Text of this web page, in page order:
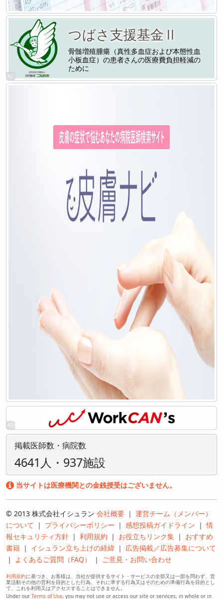
つばさ支援基金Ⅱ
骨髄増殖腫瘍（真性多血症および本態性血
小板血症）の患者さんの医療費負担軽減の
ために
掲載医師数・病院数
4641人・937施設
当サイトは医療機関との金銭授受はございません。
© 2013 株式会社イシュラン 会社概要 ｜ 運営チーム（メンバー）
について ｜ プライバシーポリシー ｜ 感想投稿ガイドライン ｜情
報セキュリティ方針 ｜ 利用規約 ｜ お役立ちリンク集 ｜ おすすめ
書籍 ｜ イシュラン立ち上げの経緯 ｜ 広告掲載／広告募集について
｜
よくあるご質問（FAQ） ｜ ご意見・お問い合わせ
利用規約に基づき、お客様は、当社が提供するサイト・サービスの全部又は一部を問わず、営
業活動その他の営利を目的とした行為、それに準ずる行為又はそのための準備行為を目的とし
て、これを利用又はアクセスすることはできません。
Under our Terms of Use, you may not use or access our site or services, in whole or in